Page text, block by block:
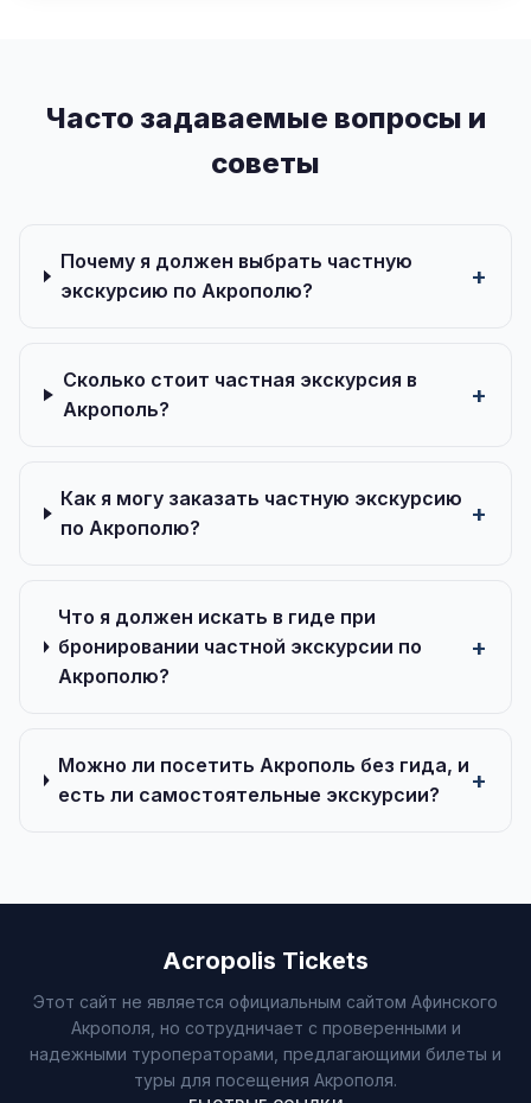
Часто задаваемые вопросы и
советы
Почему я должен выбрать частную
экскурсию по Акрополю?
Сколько стоит частная экскурсия в
Акрополь?
Как я могу заказать частную экскурсию
по Акрополю?
Что я должен искать в гиде при
бронировании частной экскурсии по
Акрополю?
Можно ли посетить Акрополь без гида, и
есть ли самостоятельные экскурсии?
Acropolis Tickets
Этот сайт не является официальным сайтом Афинского
Акрополя, но сотрудничает с проверенными и
надежными туроператорами, предлагающими билеты и
туры для посещения Акрополя.